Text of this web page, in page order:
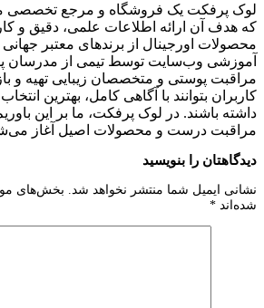
لوک پرفکت یک فروشگاه و مرجع تخصصی
که هدف آن ارائه اطلاعات علمی، دقیق و
محصولات اورجینال از برندهای معتبر
آموزشی وب‌سایت توسط تیمی از مدرسان
مراقبت پوستی و متخصصان زیبایی تهیه و
کاربران بتوانند با آگاهی کامل، بهترین
داشته باشند. در لوک پرفکت، ما بر این
مراقبت درست و محصولات اصیل آغاز
دیدگاهتان را بنویسید
نشانی ایمیل شما منتشر نخواهد شد.
بخش‌های
شده‌اند *